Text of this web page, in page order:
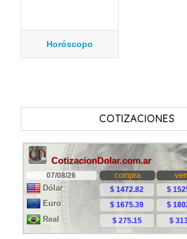
Horóscopo
COTIZACIONES